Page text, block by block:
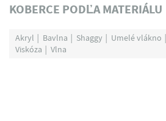
KOBERCE PODĽA MATERIÁLU
Akryl Bavlna Shaggy
Umelé vlákno
Viskóza
Vlna